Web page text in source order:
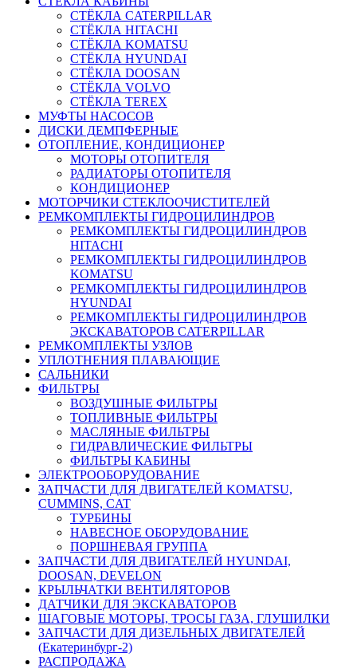
СТЁКЛА CATERPILLAR
СТЁКЛА HITACHI
СТЁКЛА KOMATSU
СТЁКЛА HYUNDAI
СТЁКЛА DOOSAN
СТЁКЛА VOLVO
СТЁКЛА TEREX
МУФТЫ НАСОСОВ
ДИСКИ ДЕМПФЕРНЫЕ
ОТОПЛЕНИЕ, КОНДИЦИОНЕР
МОТОРЫ ОТОПИТЕЛЯ
РАДИАТОРЫ ОТОПИТЕЛЯ
КОНДИЦИОНЕР
МОТОРЧИКИ СТЕКЛООЧИСТИТЕЛЕЙ
РЕМКОМПЛЕКТЫ ГИДРОЦИЛИНДРОВ
РЕМКОМПЛЕКТЫ ГИДРОЦИЛИНДРОВ
HITACHI
РЕМКОМПЛЕКТЫ ГИДРОЦИЛИНДРОВ
KOMATSU
РЕМКОМПЛЕКТЫ ГИДРОЦИЛИНДРОВ
HYUNDAI
РЕМКОМПЛЕКТЫ ГИДРОЦИЛИНДРОВ
ЭКСКАВАТОРОВ CATERPILLAR
РЕМКОМПЛЕКТЫ УЗЛОВ
УПЛОТНЕНИЯ ПЛАВАЮЩИЕ
САЛЬНИКИ
ФИЛЬТРЫ
ВОЗДУШНЫЕ ФИЛЬТРЫ
ТОПЛИВНЫЕ ФИЛЬТРЫ
МАСЛЯНЫЕ ФИЛЬТРЫ
ГИДРАВЛИЧЕСКИЕ ФИЛЬТРЫ
ФИЛЬТРЫ КАБИНЫ
ЭЛЕКТРООБОРУДОВАНИЕ
ЗАПЧАСТИ ДЛЯ ДВИГАТЕЛЕЙ KOMATSU,
CUMMINS, CAT
ТУРБИНЫ
НАВЕСНОЕ ОБОРУДОВАНИЕ
ПОРШНЕВАЯ ГРУППА
ЗАПЧАСТИ ДЛЯ ДВИГАТЕЛЕЙ HYUNDAI,
DOOSAN, DEVELON
КРЫЛЬЧАТКИ ВЕНТИЛЯТОРОВ
ДАТЧИКИ ДЛЯ ЭКСКАВАТОРОВ
ШАГОВЫЕ МОТОРЫ, ТРОСЫ ГАЗА, ГЛУШИЛКИ
ЗАПЧАСТИ ДЛЯ ДИЗЕЛЬНЫХ ДВИГАТЕЛЕЙ
(Екатеринбург-2)
РАСПРОДАЖА